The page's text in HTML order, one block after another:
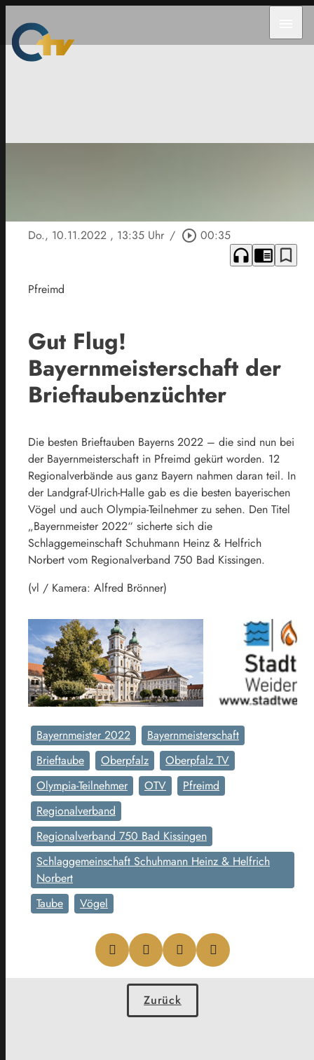
Do., 10.11.2022 , 13:35 Uhr / play_circle_outline 00:35
headphones chrome_reader_mode bookmark_border
Pfreimd
Gut Flug!
Bayernmeisterschaft der
Brieftaubenzüchter
Die besten Brieftauben Bayerns 2022 – die sind nun bei
der Bayernmeisterschaft in Pfreimd gekürt worden. 12
Regionalverbände aus ganz Bayern nahmen daran teil. In
der Landgraf-Ulrich-Halle gab es die besten bayerischen
Vögel und auch Olympia-Teilnehmer zu sehen. Den Titel
„Bayernmeister 2022“ sicherte sich die
Schlaggemeinschaft Schuhmann Heinz & Helfrich
Norbert vom Regionalverband 750 Bad Kissingen.
(vl / Kamera: Alfred Brönner)
Bayernmeister 2022
Bayernmeisterschaft
Brieftaube
Oberpfalz
Oberpfalz TV
Olympia-Teilnehmer
OTV
Pfreimd
Regionalverband
Regionalverband 750 Bad Kissingen
Schlaggemeinschaft Schuhmann Heinz & Helfrich
Norbert
Taube
Vögel
Zurück